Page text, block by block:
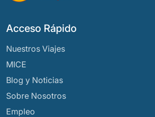
Acceso Rápido
Nuestros Viajes
MICE
Blog y Noticias
Sobre Nosotros
Empleo